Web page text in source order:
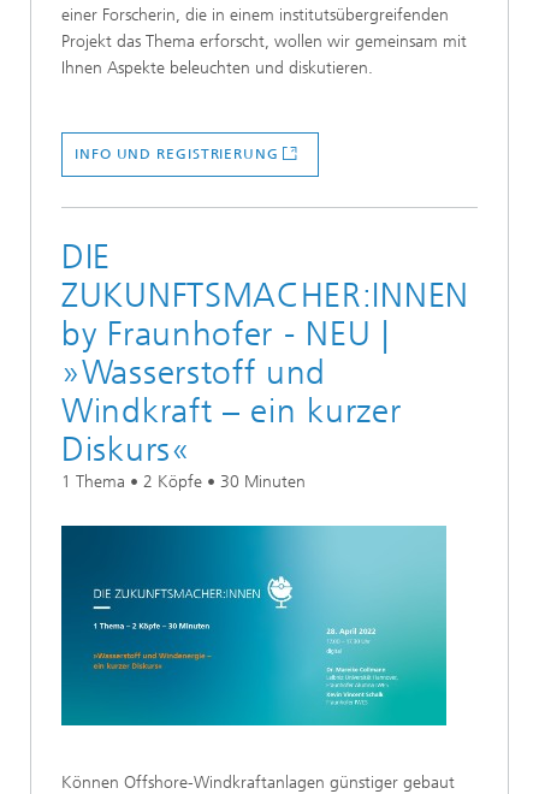
einer Forscherin, die in einem institutsübergreifenden
Projekt das Thema erforscht, wollen wir gemeinsam mit
Ihnen Aspekte beleuchten und diskutieren.
INFO UND REGISTRIERUNG
DIE
ZUKUNFTSMACHER:INNEN
by Fraunhofer - NEU |
»Wasserstoff und
Windkraft – ein kurzer
Diskurs«
1 Thema • 2 Köpfe • 30 Minuten
Können Offshore-Windkraftanlagen günstiger gebaut